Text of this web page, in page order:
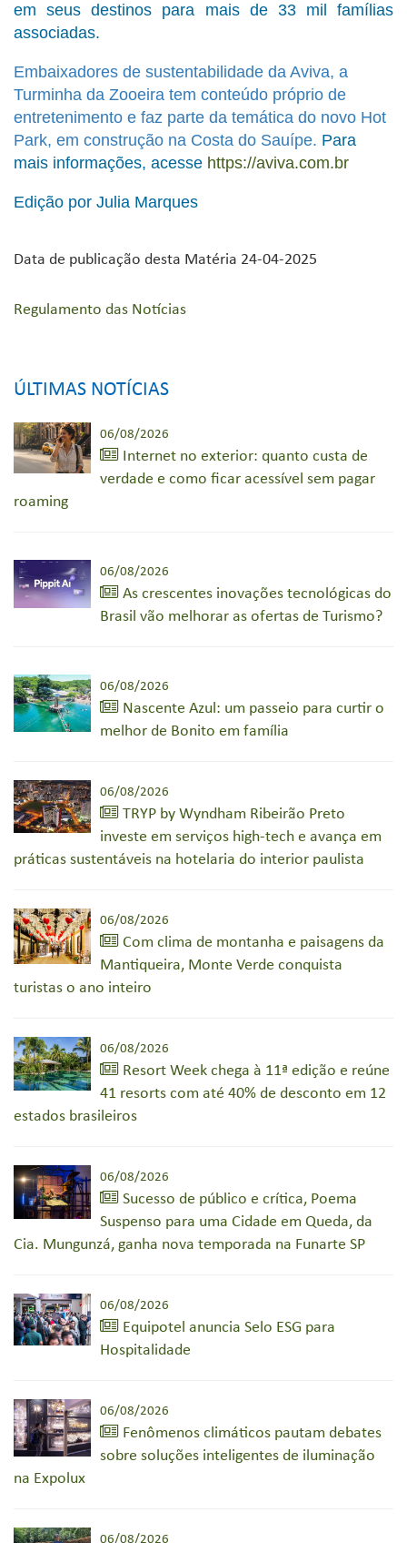
em seus destinos para mais de 33 mil famílias
associadas.
Embaixadores de sustentabilidade da Aviva, a
Turminha da Zooeira tem conteúdo próprio de
entretenimento e faz parte da temática do novo Hot
Park, em construção na Costa do Sauípe. Para
mais informações, acesse https://aviva.com.br
Edição por Julia Marques
Data de publicação desta Matéria 24-04-2025
Regulamento das Notícias
ÚLTIMAS NOTÍCIAS
06/08/2026
Internet no exterior: quanto custa de
verdade e como ficar acessível sem pagar
roaming
06/08/2026
As crescentes inovações tecnológicas do
Brasil vão melhorar as ofertas de Turismo?
06/08/2026
Nascente Azul: um passeio para curtir o
melhor de Bonito em família
06/08/2026
TRYP by Wyndham Ribeirão Preto
investe em serviços high-tech e avança em
práticas sustentáveis na hotelaria do interior paulista
06/08/2026
Com clima de montanha e paisagens da
Mantiqueira, Monte Verde conquista
turistas o ano inteiro
06/08/2026
Resort Week chega à 11ª edição e reúne
41 resorts com até 40% de desconto em 12
estados brasileiros
06/08/2026
Sucesso de público e crítica, Poema
Suspenso para uma Cidade em Queda, da
Cia. Mungunzá, ganha nova temporada na Funarte SP
06/08/2026
Equipotel anuncia Selo ESG para
Hospitalidade
06/08/2026
Fenômenos climáticos pautam debates
sobre soluções inteligentes de iluminação
na Expolux
06/08/2026